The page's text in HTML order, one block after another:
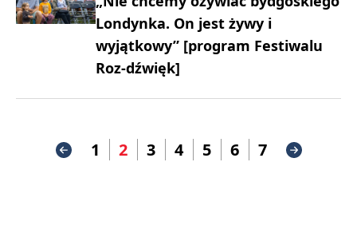
Londynka. On jest żywy i
wyjątkowy” [program Festiwalu
Roz-dźwięk]
1 2 3 4 5 6 7